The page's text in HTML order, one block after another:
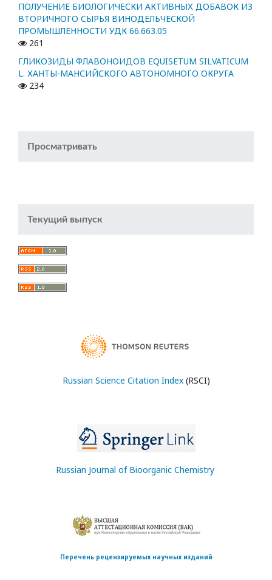
ПОЛУЧЕНИЕ БИОЛОГИЧЕСКИ АКТИВНЫХ ДОБАВОК ИЗ
ВТОРИЧНОГО СЫРЬЯ ВИНОДЕЛЬЧЕСКОЙ
ПРОМЫШЛЕННОСТИ УДК 66.663.05
261
ГЛИКОЗИДЫ ФЛАВОНОИДОВ EQUISETUM SILVATICUM
L. ХАНТЫ-МАНСИЙСКОГО АВТОНОМНОГО ОКРУГА
234
Просматривать
Текущий выпуск
Russian Science Citation Index(RSCI)
Russian Journal of Bioorganic Chemistry
Перечень рецензируемых научных изданий